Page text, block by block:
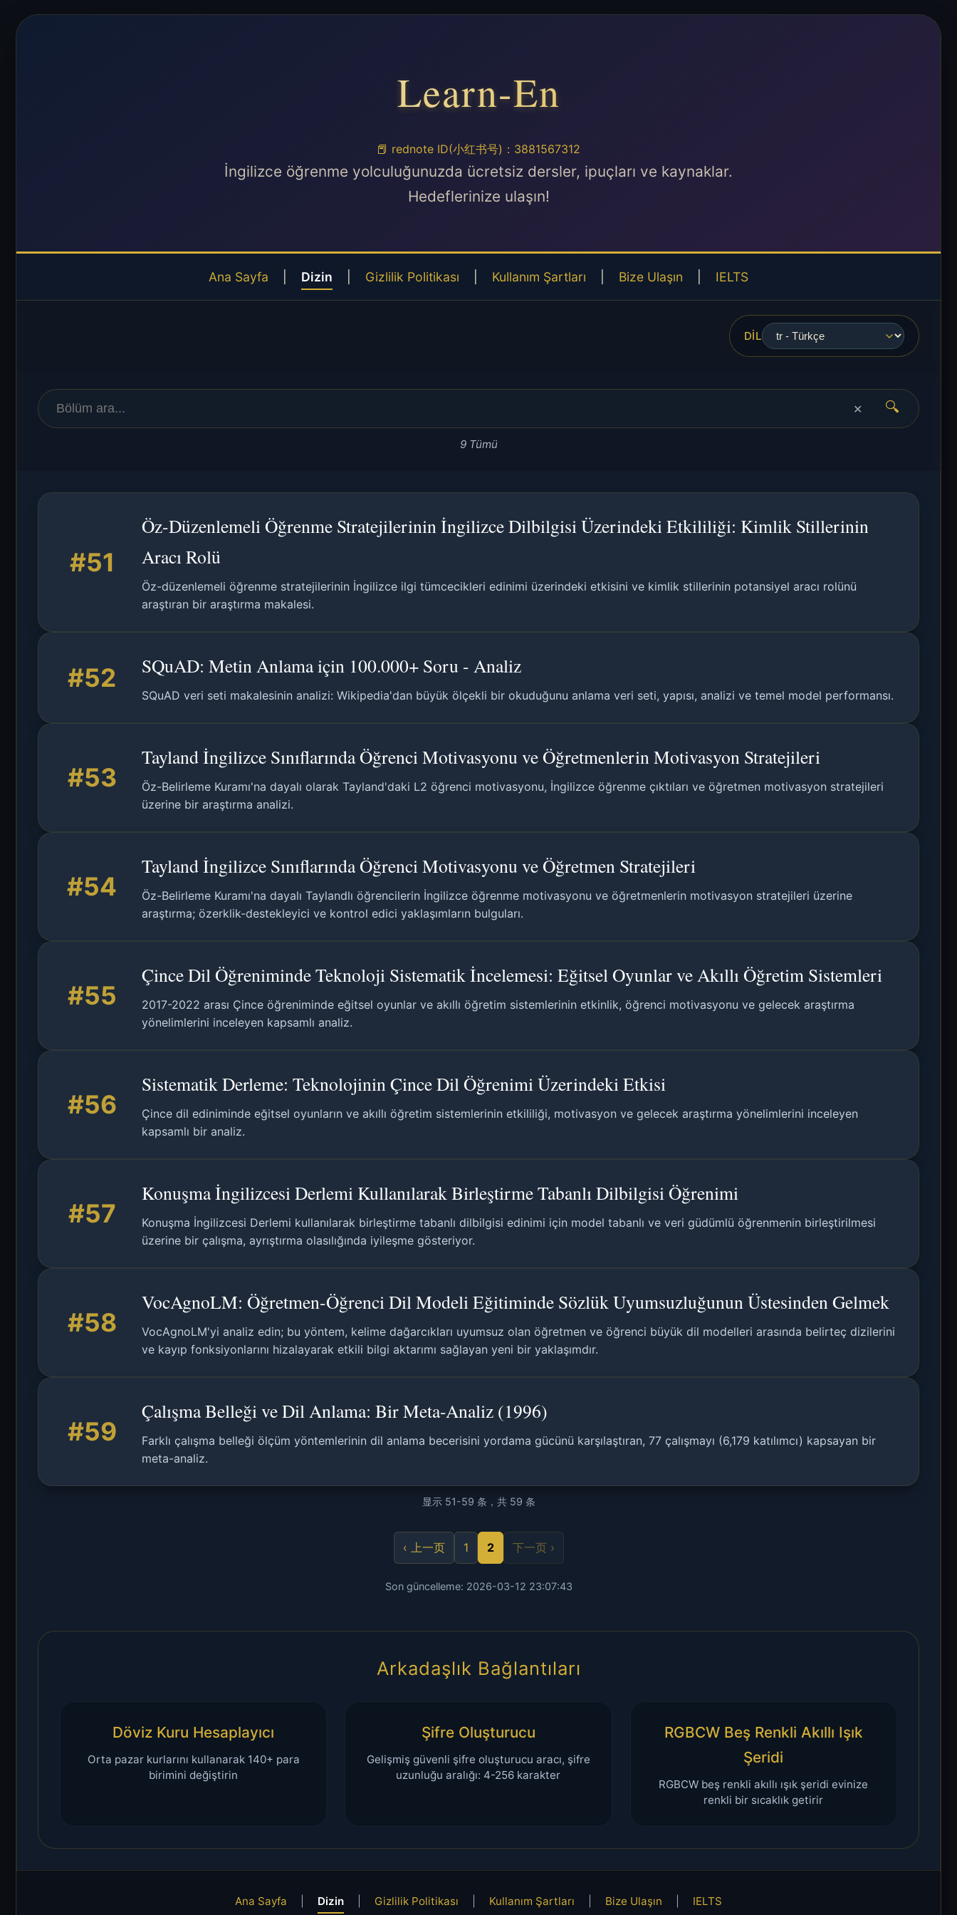
Learn-En
📕 rednote ID(小红书号)：3881567312
İngilizce öğrenme yolculuğunuzda ücretsiz dersler, ipuçları ve kaynaklar.
Hedeflerinize ulaşın!
Ana Sayfa Dizin Gizlilik Politikası Kullanım Şartları Bize Ulaşın IELTS
DIL
🔍
✕
9 Tümü
#51
Öz-Düzenlemeli Öğrenme Stratejilerinin İngilizce Dilbilgisi Üzerindeki Etkililiği: Kimlik Stillerinin
Aracı Rolü
Öz-düzenlemeli öğrenme stratejilerinin İngilizce ilgi tümcecikleri edinimi üzerindeki etkisini ve kimlik stillerinin potansiyel aracı rolünü
araştıran bir araştırma makalesi.
#52 SQuAD: Metin Anlama için 100.000+ Soru - Analiz
SQuAD veri seti makalesinin analizi: Wikipedia'dan büyük ölçekli bir okuduğunu anlama veri seti, yapısı, analizi ve temel model performansı.
#53
Tayland İngilizce Sınıflarında Öğrenci Motivasyonu ve Öğretmenlerin Motivasyon Stratejileri
Öz-Belirleme Kuramı'na dayalı olarak Tayland'daki L2 öğrenci motivasyonu, İngilizce öğrenme çıktıları ve öğretmen motivasyon stratejileri
üzerine bir araştırma analizi.
#54
Tayland İngilizce Sınıflarında Öğrenci Motivasyonu ve Öğretmen Stratejileri
Öz-Belirleme Kuramı'na dayalı Taylandlı öğrencilerin İngilizce öğrenme motivasyonu ve öğretmenlerin motivasyon stratejileri üzerine
araştırma; özerklik-destekleyici ve kontrol edici yaklaşımların bulguları.
#55
Çince Dil Öğreniminde Teknoloji Sistematik İncelemesi: Eğitsel Oyunlar ve Akıllı Öğretim Sistemleri
2017-2022 arası Çince öğreniminde eğitsel oyunlar ve akıllı öğretim sistemlerinin etkinlik, öğrenci motivasyonu ve gelecek araştırma
yönelimlerini inceleyen kapsamlı analiz.
#56
Sistematik Derleme: Teknolojinin Çince Dil Öğrenimi Üzerindeki Etkisi
Çince dil ediniminde eğitsel oyunların ve akıllı öğretim sistemlerinin etkililiği, motivasyon ve gelecek araştırma yönelimlerini inceleyen
kapsamlı bir analiz.
#57
Konuşma İngilizcesi Derlemi Kullanılarak Birleştirme Tabanlı Dilbilgisi Öğrenimi
Konuşma İngilizcesi Derlemi kullanılarak birleştirme tabanlı dilbilgisi edinimi için model tabanlı ve veri güdümlü öğrenmenin birleştirilmesi
üzerine bir çalışma, ayrıştırma olasılığında iyileşme gösteriyor.
#58
VocAgnoLM: Öğretmen-Öğrenci Dil Modeli Eğitiminde Sözlük Uyumsuzluğunun Üstesinden Gelmek
VocAgnoLM'yi analiz edin; bu yöntem, kelime dağarcıkları uyumsuz olan öğretmen ve öğrenci büyük dil modelleri arasında belirteç dizilerini
ve kayıp fonksiyonlarını hizalayarak etkili bilgi aktarımı sağlayan yeni bir yaklaşımdır.
#59
Çalışma Belleği ve Dil Anlama: Bir Meta-Analiz (1996)
Farklı çalışma belleği ölçüm yöntemlerinin dil anlama becerisini yordama gücünü karşılaştıran, 77 çalışmayı (6,179 katılımcı) kapsayan bir
meta-analiz.
显示 51-59 条，共 59 条
‹ 上一页 1 2 下一页 ›
Son güncelleme: 2026-03-12 23:07:43
Arkadaşlık Bağlantıları
Döviz Kuru Hesaplayıcı
Orta pazar kurlarını kullanarak 140+ para
birimini değiştirin
Şifre Oluşturucu
Gelişmiş güvenli şifre oluşturucu aracı, şifre
uzunluğu aralığı: 4-256 karakter
RGBCW Beş Renkli Akıllı Işık
Şeridi
RGBCW beş renkli akıllı ışık şeridi evinize
renkli bir sıcaklık getirir
Ana Sayfa Dizin Gizlilik Politikası Kullanım Şartları Bize Ulaşın IELTS